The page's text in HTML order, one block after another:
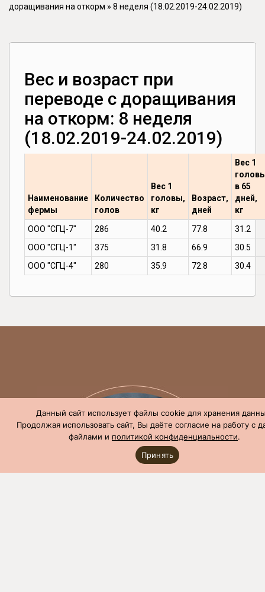
доращивания на откорм » 8 неделя (18.02.2019-24.02.2019)
Вес и возраст при
переводе с доращивания
на откорм: 8 неделя
(18.02.2019-24.02.2019)
Наименование
фермы
Количество
голов
Вес 1
головы,
кг
Возраст,
дней
Вес 1
в 65
дней,
кг
ООО "СГЦ-7"
286 40.2 77.8
31.2
ООО "СГЦ-1"
375 31.8 66.9
30.5
ООО "СГЦ-4"
280 35.9 72.8 30.4
Данный сайт использует файлы cookie для хранения
Продолжая использовать сайт, Вы даёте согласие на работу с
файлами и политикой конфиденциальности.
Принять